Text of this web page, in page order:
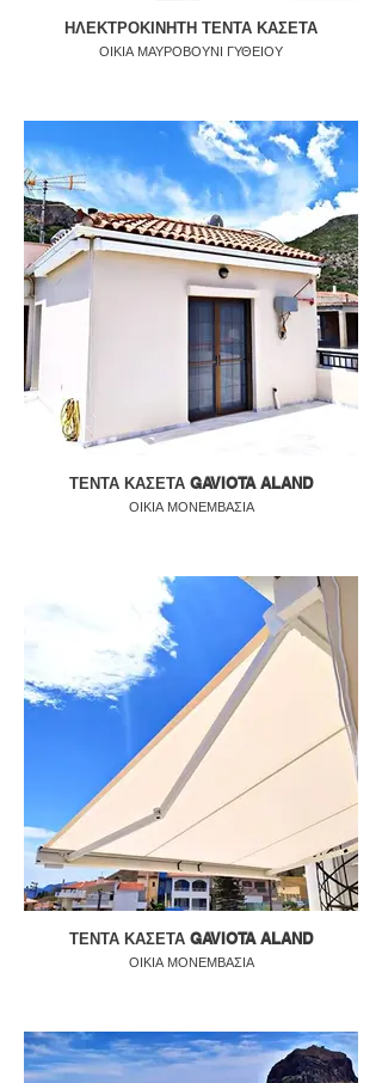
ΗΛΕΚΤΡΟΚΙΝΗΤΗ ΤΕΝΤΑ ΚΑΣΕΤΑ
ΟΙΚΙΑ ΜΑΥΡΟΒΟΥΝΙ ΓΥΘΕΙΟΥ
ΤΕΝΤΑ ΚΑΣΕΤΑ GAVIOTA ALAND
ΟΙΚΙΑ ΜΟΝΕΜΒΑΣΙΑ
ΤΕΝΤΑ ΚΑΣΕΤΑ GAVIOTA ALAND
ΟΙΚΙΑ ΜΟΝΕΜΒΑΣΙΑ